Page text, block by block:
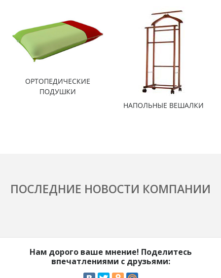
ОРТОПЕДИЧЕСКИЕ
ПОДУШКИ
НАПОЛЬНЫЕ ВЕШАЛКИ
ПОСЛЕДНИЕ НОВОСТИ КОМПАНИИ
Нам дорого ваше мнение! Поделитесь
впечатлениями с друзьями: